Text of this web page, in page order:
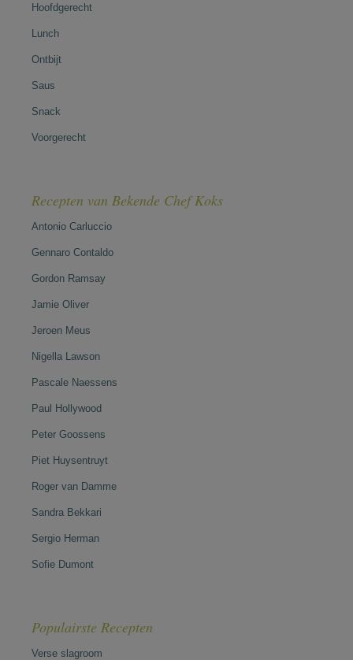
Hoofdgerecht
Lunch
Ontbijt
Saus
Snack
Voorgerecht
Recepten van Bekende Chef Koks
Antonio Carluccio
Gennaro Contaldo
Gordon Ramsay
Jamie Oliver
Jeroen Meus
Nigella Lawson
Pascale Naessens
Paul Hollywood
Peter Goossens
Piet Huysentruyt
Roger van Damme
Sandra Bekkari
Sergio Herman
Sofie Dumont
Populairste Recepten
Verse slagroom